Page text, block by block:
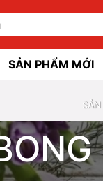
SẢN PHẨM MỚI